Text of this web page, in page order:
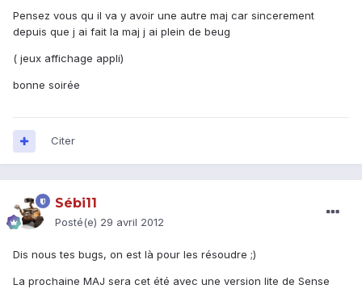
Pensez vous qu il va y avoir une autre maj car sincerement
depuis que j ai fait la maj j ai plein de beug
( jeux affichage appli)
bonne soirée
Citer
Sébi11
Posté(e) 29 avril 2012
Dis nous tes bugs, on est là pour les résoudre ;)
La prochaine MAJ sera cet été avec une version lite de Sense